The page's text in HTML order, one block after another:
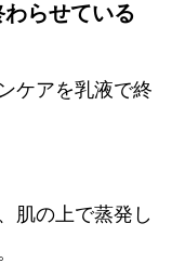
らせている
ケアを乳液で終
肌の上で蒸発し